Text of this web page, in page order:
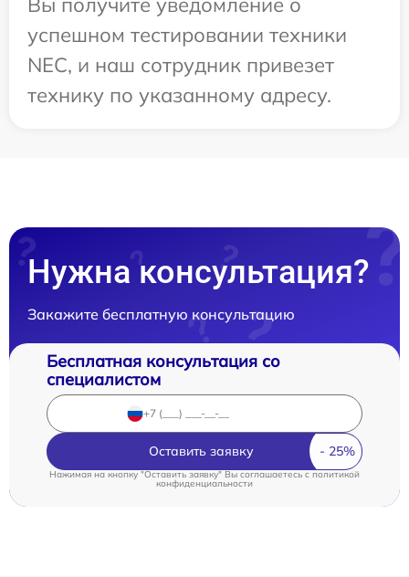
успешном тестировании техники
NEC, и наш сотрудник привезет
технику по указанному адресу.
Нужна консультация?
Закажите бесплатную консультацию
Бесплатная консультация со
специалистом
Оставить заявку
Нажимая на кнопку "Оставить заявку" Вы соглашаетесь cполитикой
конфиденциальности